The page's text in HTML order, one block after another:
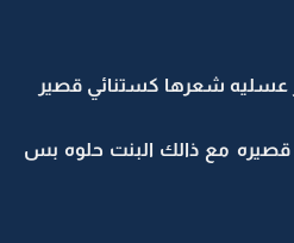
عسليه شعرها كستنائي قصير
مع ذالك البنت حلوه بس